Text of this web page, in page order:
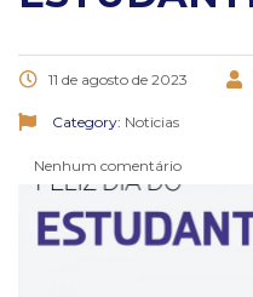
11 de agosto de 2023
Category: Noticias
Nenhum comentário